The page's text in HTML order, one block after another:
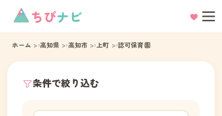
ちびナビ
ホーム 高知県 高知市 上町 認可保育園
条件で絞り込む